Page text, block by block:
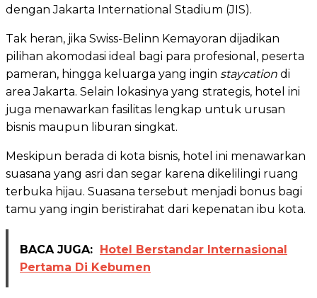
dengan Jakarta International Stadium (JIS).
Tak heran, jika Swiss-Belinn Kemayoran dijadikan
pilihan akomodasi ideal bagi para profesional, peserta
pameran, hingga keluarga yang ingin staycation di
area Jakarta. Selain lokasinya yang strategis, hotel ini
juga menawarkan fasilitas lengkap untuk urusan
bisnis maupun liburan singkat.
Meskipun berada di kota bisnis, hotel ini menawarkan
suasana yang asri dan segar karena dikelilingi ruang
terbuka hijau. Suasana tersebut menjadi bonus bagi
tamu yang ingin beristirahat dari kepenatan ibu kota.
BACA JUGA: Hotel Berstandar Internasional
Pertama Di Kebumen